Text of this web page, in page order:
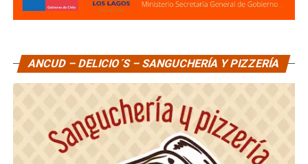
ANCUD – DELICIO´S – SANGUCHERÍA Y PIZZERÍA